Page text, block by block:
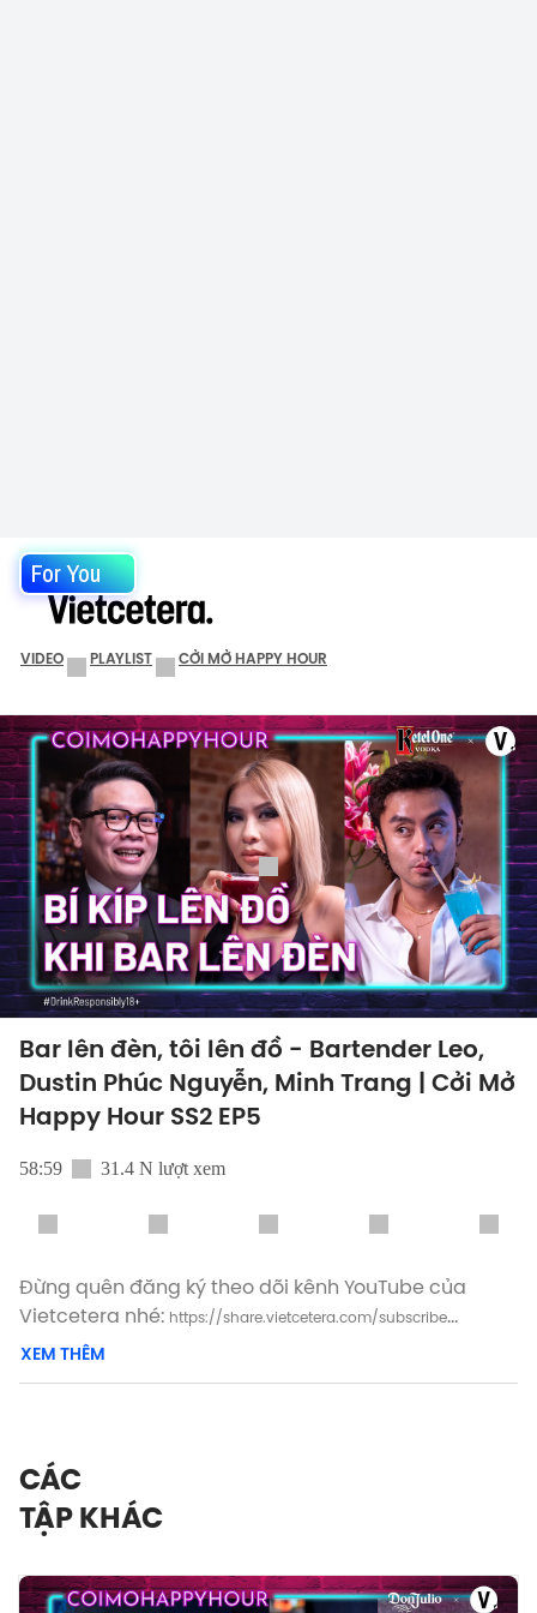
For You
VIDEO PLAYLIST CỞI MỞ HAPPY HOUR
Bar lên đèn, tôi lên đồ - Bartender Leo,
Dustin Phúc Nguyễn, Minh Trang | Cởi Mở
Happy Hour SS2 EP5
58:59 31.4 N lượt xem
Đừng quên đăng ký theo dõi kênh YouTube của
Vietcetera nhé: https://share.vietcetera.com/subscribe
● Patreon:
● Buy me a coffee:
Có nên để mặt mộc, mặc đồ bình thường lên bar?
XEM THÊM
CÁC
TẬP KHÁC